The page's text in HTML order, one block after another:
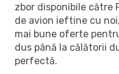
zbor disponibile către
de avion ieftine cu
mai bune oferte
dus până la călătorii
perfectă.